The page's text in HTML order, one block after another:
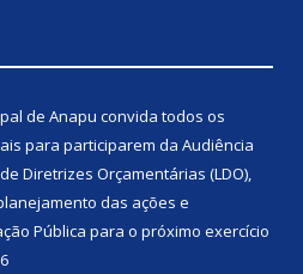
de Anapu convida todos os
para participarem da Audiência
Diretrizes Orçamentárias (LDO),
das ações e
Pública para o próximo exercício